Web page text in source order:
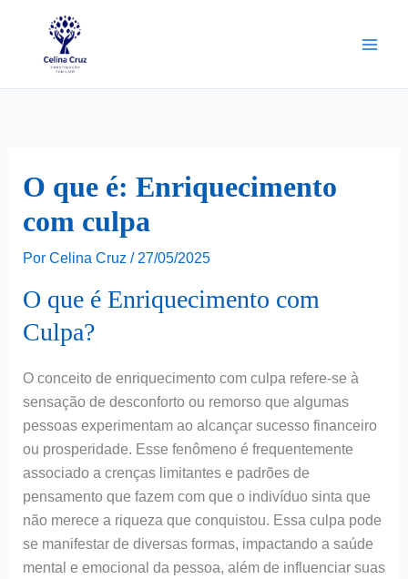
O que é: Enriquecimento
com culpa
Por Celina Cruz / 27/05/2025
O que é Enriquecimento com
Culpa?
O conceito de enriquecimento com culpa refere-se à
sensação de desconforto ou remorso que algumas
pessoas experimentam ao alcançar sucesso financeiro
ou prosperidade. Esse fenômeno é frequentemente
associado a crenças limitantes e padrões de
pensamento que fazem com que o indivíduo sinta que
não merece a riqueza que conquistou. Essa culpa pode
se manifestar de diversas formas, impactando a saúde
mental e emocional da pessoa, além de influenciar suas